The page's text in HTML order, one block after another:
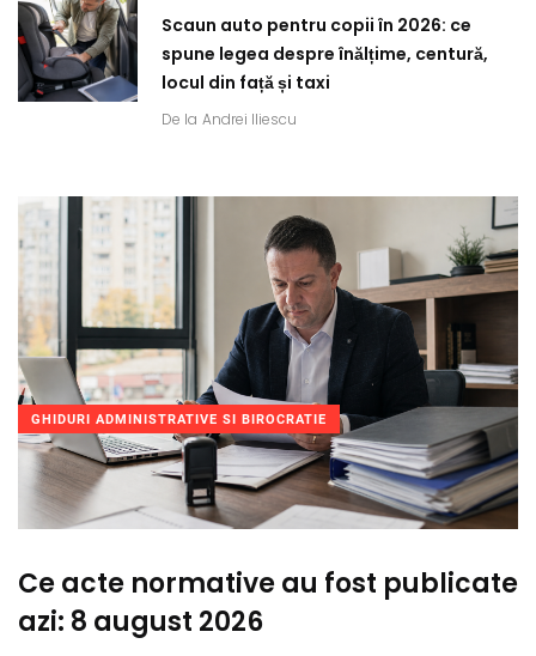
Scaun auto pentru copii în 2026: ce
spune legea despre înălțime, centură,
locul din față și taxi
De la Andrei Iliescu
GHIDURI ADMINISTRATIVE SI BIROCRATIE
Ce acte normative au fost publicate
azi: 8 august 2026